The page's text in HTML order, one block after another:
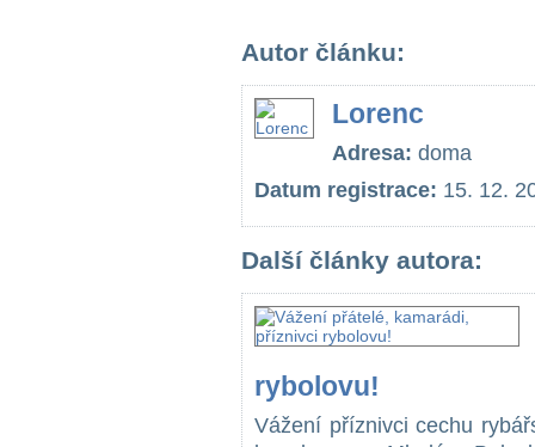
Autor článku:
Lorenc
Adresa: doma
Datum registrace: 15. 12.
Další články autora:
rybolovu!
Vážení příznivci cechu